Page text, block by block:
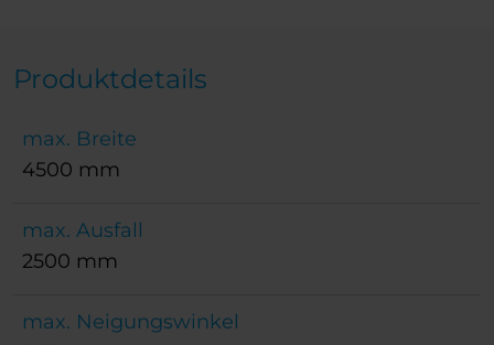
Produktdetails
max. Breite
4500 mm
max. Ausfall
2500 mm
max. Neigungswinkel